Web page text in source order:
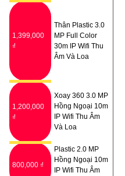
1,399,000
₫
Thân Plastic 3.0
MP Full Color
30m IP Wifi Thu
Âm Và Loa
1,200,000
₫
Xoay 360 3.0 MP
Hồng Ngoại 10m
IP Wifi Thu Âm
Và Loa
800,000 ₫
Plastic 2.0 MP
Hồng Ngoại 10m
IP Wifi Thu Âm